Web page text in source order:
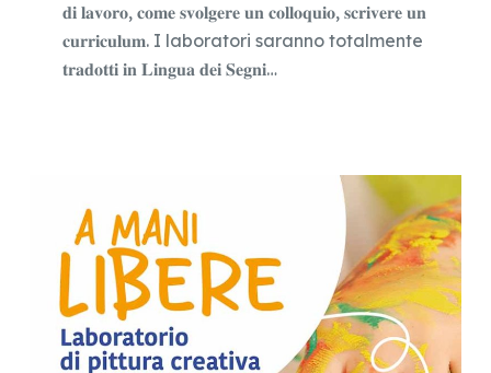
𝐝𝐢 𝐥𝐚𝐯𝐨𝐫𝐨, 𝐜𝐨𝐦𝐞 𝐬𝐯𝐨𝐥𝐠𝐞𝐫𝐞 𝐮𝐧 𝐜𝐨𝐥𝐥𝐨𝐪𝐮𝐢𝐨, 𝐬𝐜𝐫𝐢𝐯𝐞𝐫𝐞 𝐮𝐧
𝐜𝐮𝐫𝐫𝐢𝐜𝐮𝐥𝐮𝐦. I laboratori saranno totalmente
𝐭𝐫𝐚𝐝𝐨𝐭𝐭𝐢 𝐢𝐧 𝐋𝐢𝐧𝐠𝐮𝐚 𝐝𝐞𝐢 𝐒𝐞𝐠𝐧𝐢…